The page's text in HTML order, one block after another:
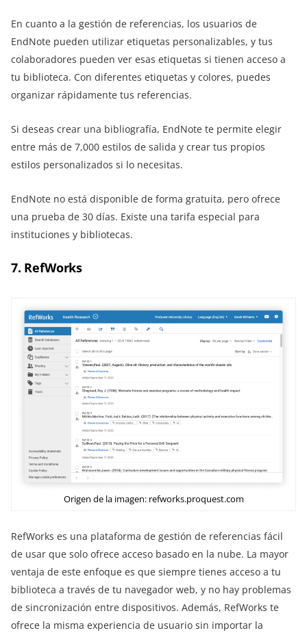
En cuanto a la gestión de referencias, los usuarios de
EndNote pueden utilizar etiquetas personalizables, y tus
colaboradores pueden ver esas etiquetas si tienen acceso a
tu biblioteca. Con diferentes etiquetas y colores, puedes
organizar rápidamente tus referencias.
Si deseas crear una bibliografía, EndNote te permite elegir
entre más de 7,000 estilos de salida y crear tus propios
estilos personalizados si lo necesitas.
EndNote no está disponible de forma gratuita, pero ofrece
una prueba de 30 días. Existe una tarifa especial para
instituciones y bibliotecas.
7. RefWorks
Origen de la imagen: refworks.proquest.com
RefWorks es una plataforma de gestión de referencias fácil
de usar que solo ofrece acceso basado en la nube. La mayor
ventaja de este enfoque es que siempre tienes acceso a tu
biblioteca a través de tu navegador web, y no hay problemas
de sincronización entre dispositivos. Además, RefWorks te
ofrece la misma experiencia de usuario sin importar la